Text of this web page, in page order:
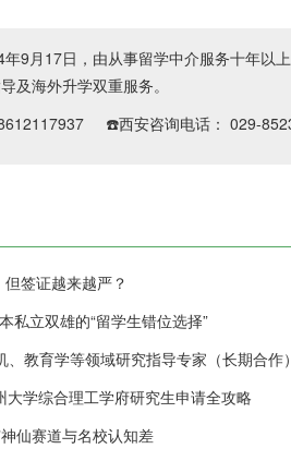
9月17日，由从事留学中介服务十年以
及海外升学双重服务。
☎️西安咨询电话： 029-
签证越来越严？
私立双雄的“留学生错位选择”
、教育学等领域研究指导专家（长期合作
大学综合理工学府研究生申请全攻略
仙赛道与名校认知差